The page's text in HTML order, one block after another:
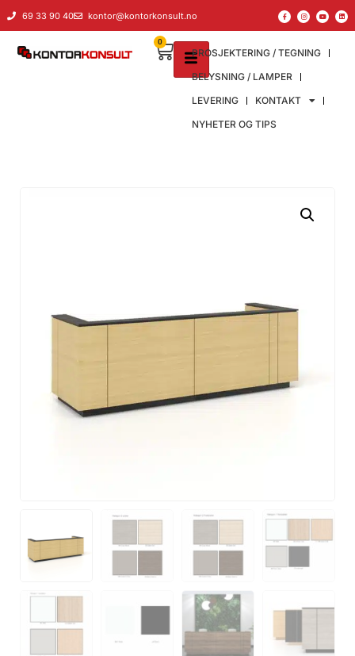
69 33 90 40 kontor@kontorkonsult.no
PROSJEKTERING / TEGNING
BELYSNING / LAMPER
LEVERING
KONTAKT
NYHETER OG TIPS
0